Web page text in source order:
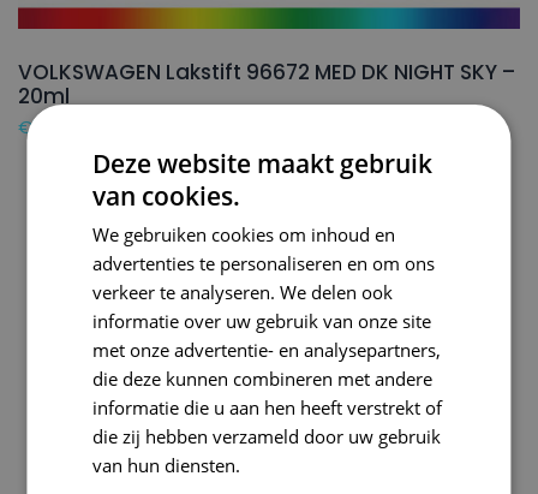
VOLKSWAGEN Lakstift 96672 MED DK NIGHT SKY –
20ml
€16,50
Deze website maakt gebruik
van cookies.
We gebruiken cookies om inhoud en
advertenties te personaliseren en om ons
verkeer te analyseren. We delen ook
informatie over uw gebruik van onze site
met onze advertentie- en analysepartners,
die deze kunnen combineren met andere
informatie die u aan hen heeft verstrekt of
die zij hebben verzameld door uw gebruik
van hun diensten.